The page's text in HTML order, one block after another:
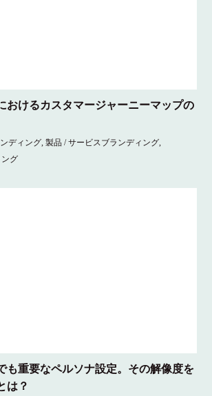
おけるカスタマージャーニーマップの
ディング,製品 / サービスブランディング,
グ
も重要なペルソナ設定。その解像度を
は？